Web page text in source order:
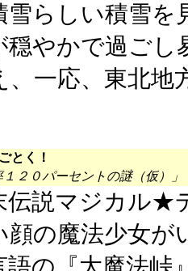
雪らしい積雪を
穏やかで過ごし
、一応、東北地
とく！
１２０パーセントの謎（仮）」
伝説マジカル★
顔の魔法少女が